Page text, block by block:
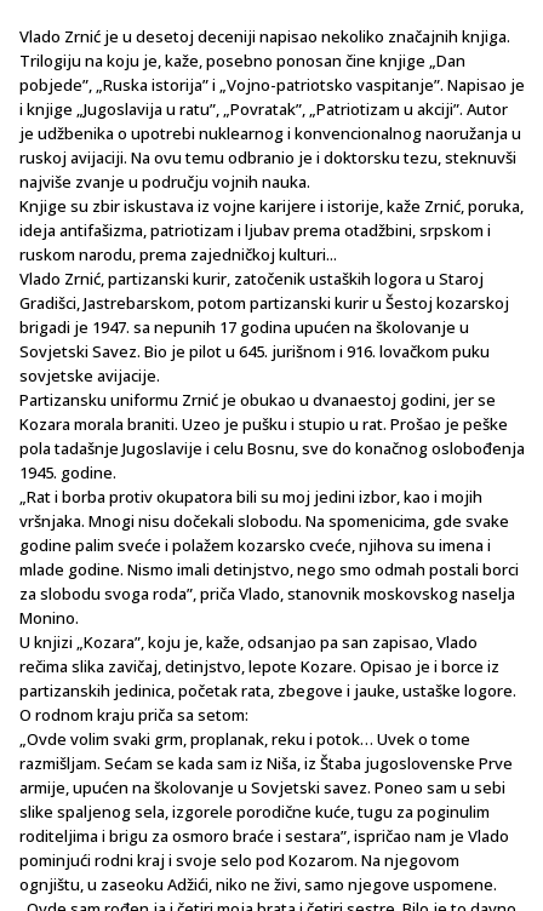
Vlado Zrnić je u desetoj deceniji napisao nekoliko značajnih knjiga.
Trilogiju na koju je, kaže, posebno ponosan čine knjige „Dan
pobjede”, „Ruska istorija” i „Vojno-patriotsko vaspitanje”. Napisao je
i knjige „Jugoslavija u ratu”, „Povratak”, „Patriotizam u akciji”. Autor
je udžbenika o upotrebi nuklearnog i konvencionalnog naoružanja u
ruskoj avijaciji. Na ovu temu odbranio je i doktorsku tezu, steknuvši
najviše zvanje u području vojnih nauka.
Knjige su zbir iskustava iz vojne karijere i istorije, kaže Zrnić, poruka,
ideja antifašizma, patriotizam i ljubav prema otadžbini, srpskom i
ruskom narodu, prema zajedničkoj kulturi...
Vlado Zrnić, partizanski kurir, zatočenik ustaških logora u Staroj
Gradišci, Jastrebarskom, potom partizanski kurir u Šestoj kozarskoj
brigadi je 1947. sa nepunih 17 godina upućen na školovanje u
Sovjetski Savez. Bio je pilot u 645. jurišnom i 916. lovačkom puku
sovjetske avijacije.
Partizansku uniformu Zrnić je obukao u dvanaestoj godini, jer se
Kozara morala braniti. Uzeo je pušku i stupio u rat. Prošao je peške
pola tadašnje Jugoslavije i celu Bosnu, sve do konačnog oslobođenja
1945. godine.
„Rat i borba protiv okupatora bili su moj jedini izbor, kao i mojih
vršnjaka. Mnogi nisu dočekali slobodu. Na spomenicima, gde svake
godine palim sveće i polažem kozarsko cveće, njihova su imena i
mlade godine. Nismo imali detinjstvo, nego smo odmah postali borci
za slobodu svoga roda”, priča Vlado, stanovnik moskovskog naselja
Monino.
U knjizi „Kozara”, koju je, kaže, odsanjao pa san zapisao, Vlado
rečima slika zavičaj, detinjstvo, lepote Kozare. Opisao je i borce iz
partizanskih jedinica, početak rata, zbegove i jauke, ustaške logore.
O rodnom kraju priča sa setom:
„Ovde volim svaki grm, proplanak, reku i potok… Uvek o tome
razmišljam. Sećam se kada sam iz Niša, iz Štaba jugoslovenske Prve
armije, upućen na školovanje u Sovjetski savez. Poneo sam u sebi
slike spaljenog sela, izgorele porodične kuće, tugu za poginulim
roditeljima i brigu za osmoro braće i sestara”, ispričao nam je Vlado
pominjući rodni kraj i svoje selo pod Kozarom. Na njegovom
ognjištu, u zaseoku Adžići, niko ne živi, samo njegove uspomene.